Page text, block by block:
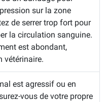
sur la zone
de serrer trop fort pour
la circulation sanguine.
est abondant,
vétérinaire.
est agressif ou en
vous de votre propre